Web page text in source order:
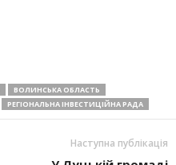
ВОЛИНСЬКА ОБЛАСТЬ
РЕГІОНАЛЬНА ІНВЕСТИЦІЙНА РАДА
Наступна публікація